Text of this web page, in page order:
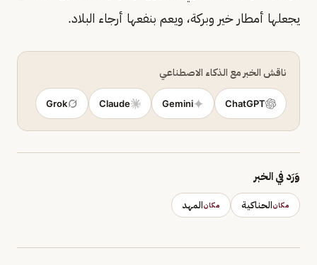
يجعلها أمطار خير وبركة، ويعم بنفعها أرجاء البلاد.
ناقش الخبر مع الذكاء الاصطناعي
ChatGPT
Gemini
Claude
Grok
وَرَد في الخبر
مكانالحناكية مكانالمهد